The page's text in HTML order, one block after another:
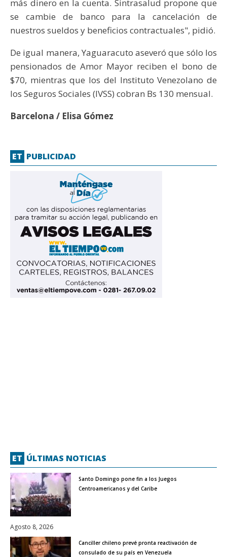
más dinero en la cuenta. Sintrasalud propone que
se cambie de banco para la cancelación de
nuestros sueldos y beneficios contractuales", pidió.
De igual manera, Yaguaracuto aseveró que sólo los
pensionados de Amor Mayor reciben el bono de
$70, mientras que los del Instituto Venezolano de
los Seguros Sociales (IVSS) cobran Bs 130 mensual.
Barcelona / Elisa Gómez
ET PUBLICIDAD
ET ÚLTIMAS NOTICIAS
Santo Domingo pone fin a los Juegos
Centroamericanos y del Caribe
Agosto 8, 2026
Canciller chileno prevé pronta reactivación de
consulado de su país en Venezuela